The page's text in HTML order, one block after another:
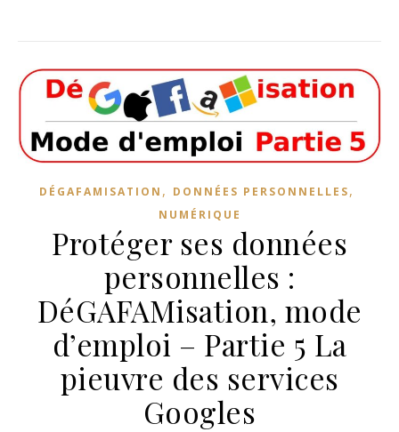
DÉGAFAMISATION , DONNÉES PERSONNELLES,
NUMÉRIQUE
Protéger ses données
personnelles :
DéGAFAMisation, mode
d’emploi – Partie 5 La
pieuvre des services
Googles